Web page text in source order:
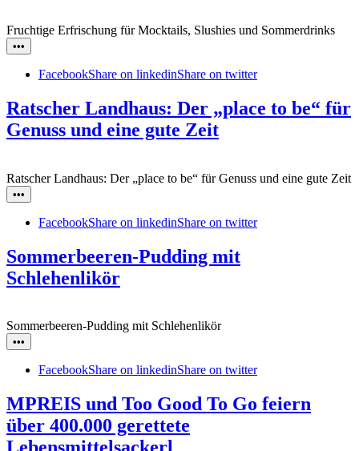
Fruchtige Erfrischung für Mocktails, Slushies und Sommerdrinks
•••
FacebookShare on linkedinShare on twitter
Ratscher Landhaus: Der „place to be“ für
Genuss und eine gute Zeit
Ratscher Landhaus: Der „place to be“ für Genuss und eine gute Zeit
•••
FacebookShare on linkedinShare on twitter
Sommerbeeren-Pudding mit
Schlehenlikör
Sommerbeeren-Pudding mit Schlehenlikör
•••
FacebookShare on linkedinShare on twitter
MPREIS und Too Good To Go feiern
über 400.000 gerettete